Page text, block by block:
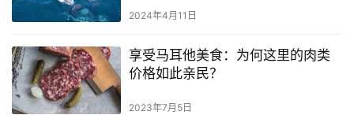
2024年4月11日
享受马耳他美食：为何这里的肉类
价格如此亲民？
2023年7月5日